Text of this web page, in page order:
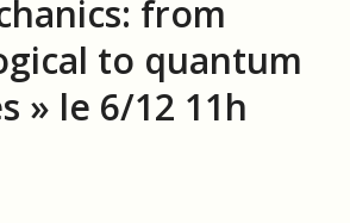
from
to quantum
» le 6/12 11h